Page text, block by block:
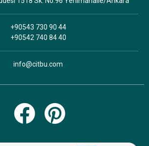
+90543 730 90 44
+90542 740 84 40
info@citbu.com